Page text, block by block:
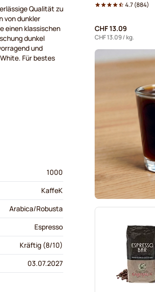
4.7(884)
CHF 13.09
CHF 13.09/ kg.
Qualität zu
von dunkler
einen klassischen
dunkel
und
Für bestes
1000
KaffeK
Arabica/Robusta
Espresso
Kräftig (8/10)
03.07.2027